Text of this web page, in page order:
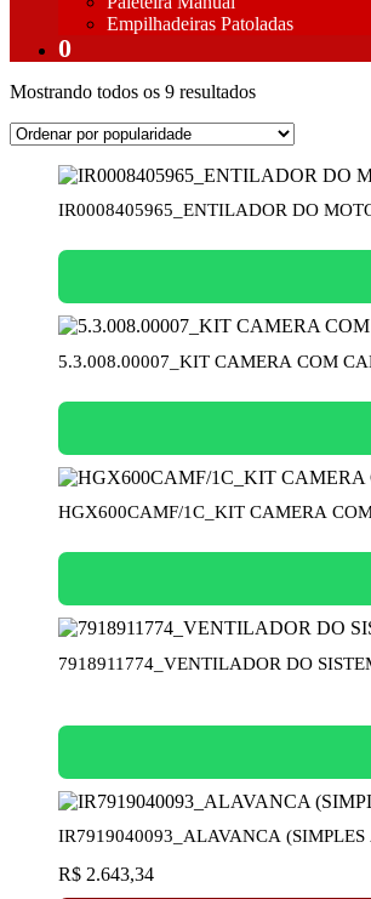
Empilhadeiras Patoladas
Mostrando todos os 9 resultadosClassificado
popularidade
IR0008405965_ENTILADOR DO
HGX600CAMF/1C_KIT CAMERA
7918911774_VENTILADOR DO
IR7919040093_ALAVANCA
R$ 2.643,34